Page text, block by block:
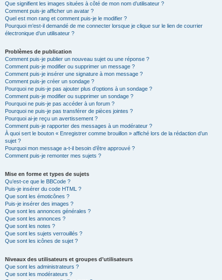
Que signifient les images situées à côté de mon nom d’utilisateur ?
Comment puis-je afficher un avatar ?
Quel est mon rang et comment puis-je le modifier ?
Pourquoi m’est-il demandé de me connecter lorsque je clique sur le lien de courrier
électronique d’un utilisateur ?
Problèmes de publication
Comment puis-je publier un nouveau sujet ou une réponse ?
Comment puis-je modifier ou supprimer un message ?
Comment puis-je insérer une signature à mon message ?
Comment puis-je créer un sondage ?
Pourquoi ne puis-je pas ajouter plus d’options à un sondage ?
Comment puis-je modifier ou supprimer un sondage ?
Pourquoi ne puis-je pas accéder à un forum ?
Pourquoi ne puis-je pas transférer de pièces jointes ?
Pourquoi ai-je reçu un avertissement ?
Comment puis-je rapporter des messages à un modérateur ?
À quoi sert le bouton « Enregistrer comme brouillon » affiché lors de la rédaction d’un
sujet ?
Pourquoi mon message a-t-il besoin d’être approuvé ?
Comment puis-je remonter mes sujets ?
Mise en forme et types de sujets
Qu’est-ce que le BBCode ?
Puis-je insérer du code HTML ?
Que sont les émoticônes ?
Puis-je insérer des images ?
Que sont les annonces générales ?
Que sont les annonces ?
Que sont les notes ?
Que sont les sujets verrouillés ?
Que sont les icônes de sujet ?
Niveaux des utilisateurs et groupes d’utilisateurs
Que sont les administrateurs ?
Que sont les modérateurs ?